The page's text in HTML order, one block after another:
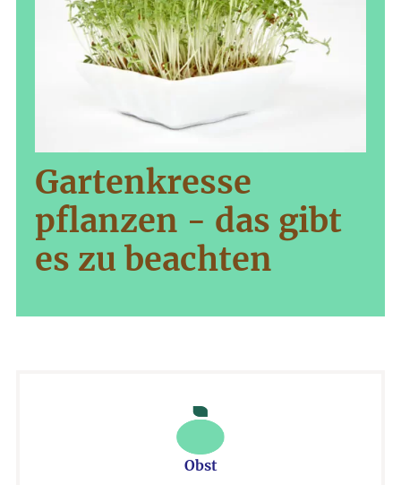
Gartenkresse
pflanzen - das gibt
es zu beachten
Obst